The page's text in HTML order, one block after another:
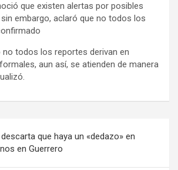
que existen alertas por posibles
embargo, aclaró que no todos los
no todos los reportes derivan en
aun así, se atienden de manera
que haya un «dedazo» en
en Guerrero